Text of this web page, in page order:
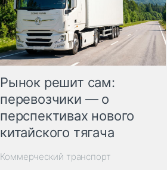
Рынок решит сам:
перевозчики — о
перспективах нового
китайского тягача
Коммерческий транспорт